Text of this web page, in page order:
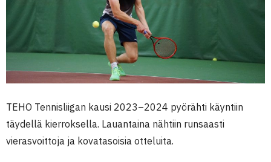
TEHO Tennisliigan kausi 2023–2024 pyörähti käyntiin
täydellä kierroksella. Lauantaina nähtiin runsaasti
vierasvoittoja ja kovatasoisia otteluita.